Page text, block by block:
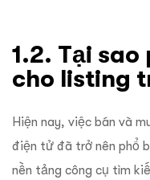
1.2. Tại sao
cho listing
Hiện nay, việc bán và
điện tử đã trở nên phổ
nền tảng công cụ tìm